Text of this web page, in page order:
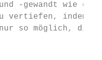
-gewandt wie
vertiefen, indem
so möglich, diese